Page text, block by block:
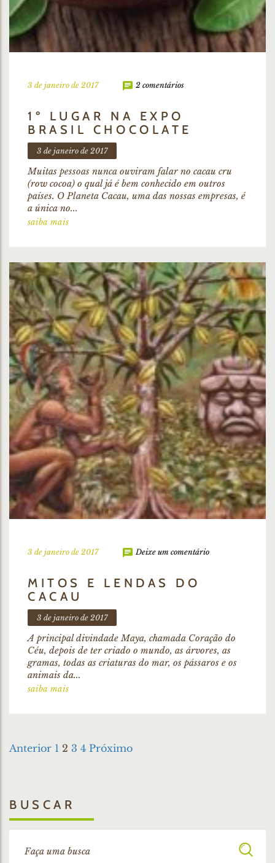
3 de janeiro de 2017 2 comentários
1º LUGAR NA EXPO
BRASIL CHOCOLATE
3 de janeiro de 2017
Muitas pessoas nunca ouviram falar no cacau cru
(row cocoa) o qual já é bem conhecido em outros
países. O Planeta Cacau, uma das nossas empresas, é
a única no...
saiba mais
3 de janeiro de 2017 Deixe um comentário
MITOS E LENDAS DO
CACAU
3 de janeiro de 2017
A principal divindade Maya, chamada Coração do
Céu, depois de ter criado o mundo, as árvores, as
gramas, todas as criaturas do mar, os pássaros e os
animais da...
saiba mais
Paginação
Anterior 1 2 3 4 Próximo
BUSCAR